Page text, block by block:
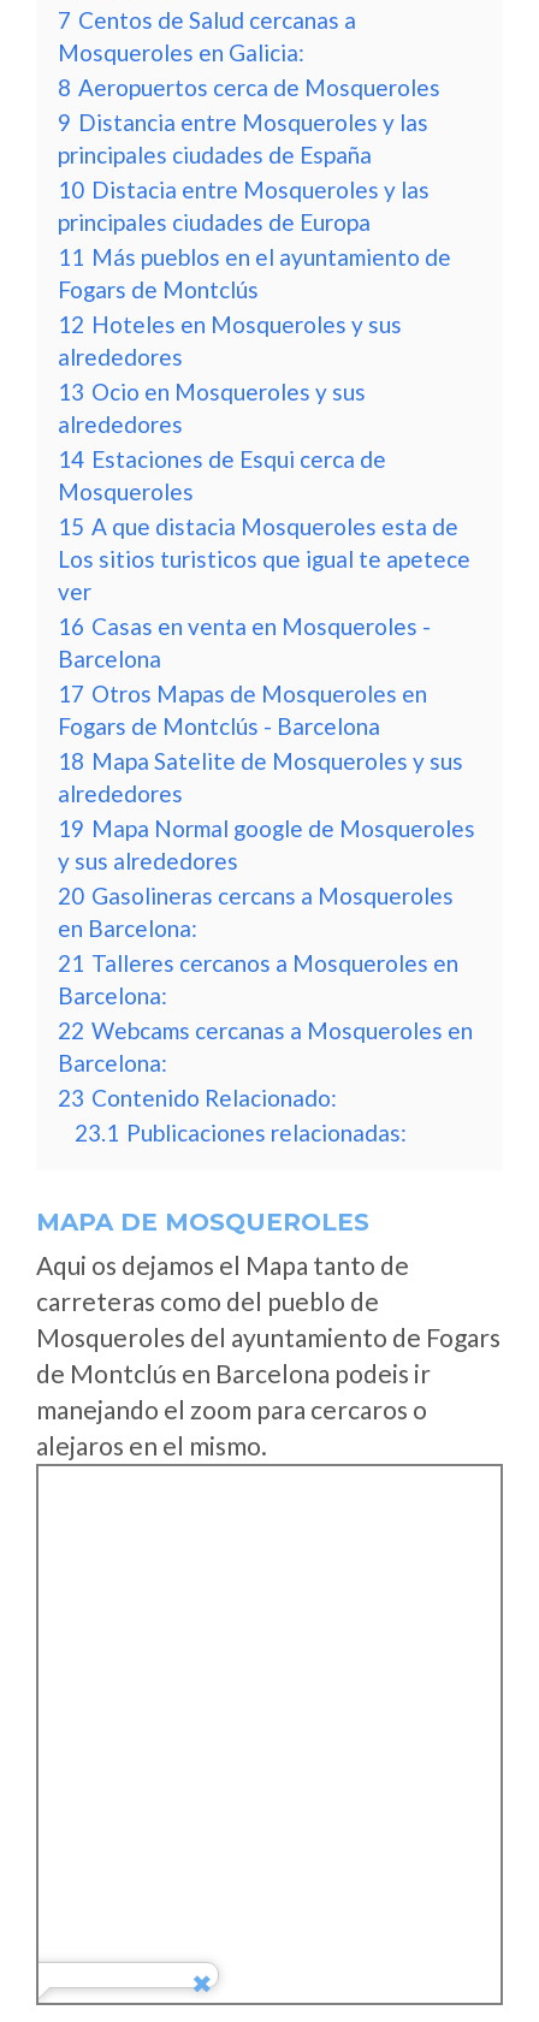
7 Centos de Salud cercanas a
Mosqueroles en Galicia:
8 Aeropuertos cerca de Mosqueroles
9 Distancia entre Mosqueroles y las
principales ciudades de España
10 Distacia entre Mosqueroles y las
principales ciudades de Europa
11 Más pueblos en el ayuntamiento de
Fogars de Montclús
12 Hoteles en Mosqueroles y sus
alrededores
13 Ocio en Mosqueroles y sus
alrededores
14 Estaciones de Esqui cerca de
Mosqueroles
15 A que distacia Mosqueroles esta de
Los sitios turisticos que igual te apetece
ver
16 Casas en venta en Mosqueroles -
Barcelona
17 Otros Mapas de Mosqueroles en
Fogars de Montclús - Barcelona
18 Mapa Satelite de Mosqueroles y sus
alrededores
19 Mapa Normal google de Mosqueroles
y sus alrededores
20 Gasolineras cercans a Mosqueroles
en Barcelona:
21 Talleres cercanos a Mosqueroles en
Barcelona:
22 Webcams cercanas a Mosqueroles en
Barcelona:
23 Contenido Relacionado:
23.1 Publicaciones relacionadas:
MAPA DE MOSQUEROLES
Aqui os dejamos el Mapa tanto de
carreteras como del pueblo de
Mosqueroles del ayuntamiento de Fogars
de Montclús en Barcelona podeis ir
manejando el zoom para cercaros o
alejaros en el mismo.